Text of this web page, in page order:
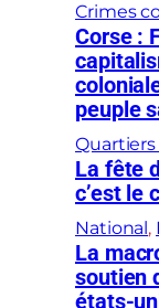
Crimes
Corse :
peuple
La fête
c’est le
National ,
La
soutien
états-